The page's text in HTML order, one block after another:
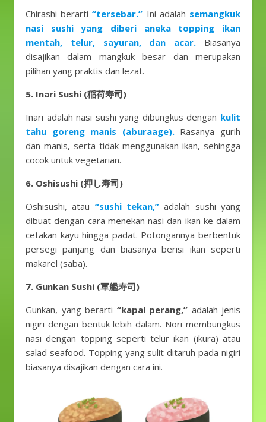
Chirashi berarti “tersebar.” Ini adalah semangkuk
nasi sushi yang diberi aneka topping ikan
mentah, telur, sayuran, dan acar. Biasanya
disajikan dalam mangkuk besar dan merupakan
pilihan yang praktis dan lezat.
5. Inari Sushi (稲荷寿司)
Inari adalah nasi sushi yang dibungkus dengan kulit
tahu goreng manis (aburaage). Rasanya gurih
dan manis, serta tidak menggunakan ikan, sehingga
cocok untuk vegetarian.
6. Oshisushi (押し寿司)
Oshisushi, atau “sushi tekan,”adalah sushi yang
dibuat dengan cara menekan nasi dan ikan ke dalam
cetakan kayu hingga padat. Potongannya berbentuk
persegi panjang dan biasanya berisi ikan seperti
makarel (saba).
7. Gunkan Sushi (軍艦寿司)
Gunkan, yang berarti “kapal perang,” adalah jenis
nigiri dengan bentuk lebih dalam. Nori membungkus
nasi dengan topping seperti telur ikan (ikura) atau
salad seafood. Topping yang sulit ditaruh pada nigiri
biasanya disajikan dengan cara ini.